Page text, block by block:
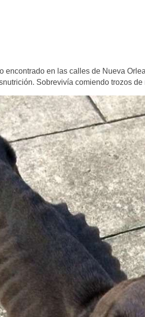
encontrado en las calles de Nueva
Sobrevivía comiendo trozos de